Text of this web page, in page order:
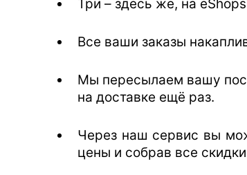
Три – здесь же, на
Все ваши заказы
Мы пересылаем вашу
на доставке ещё раз.
Через наш сервис вы
цены и собрав все